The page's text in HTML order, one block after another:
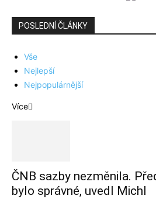
POSLEDNÍ ČLÁNKY
Vše
Nejlepší
Nejpopulárnější
Více
ČNB sazby nezměnila.
bylo správné, uvedl Michl